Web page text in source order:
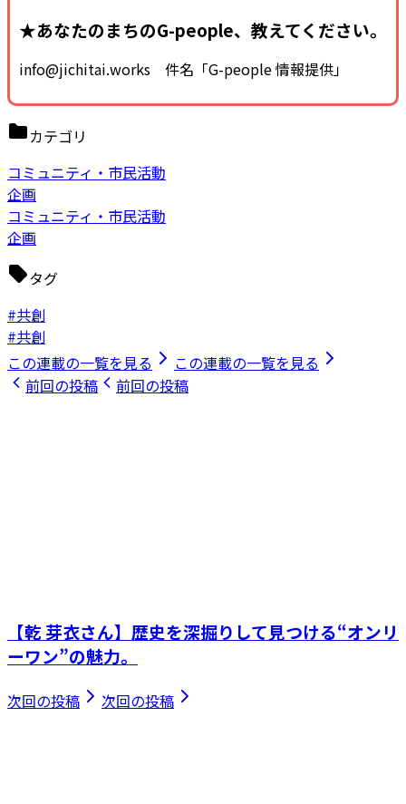
★あなたのまちのG-people、教えてください。
info@jichitai.works 件名「G-people 情報提供」
カテゴリ
コミュニティ・市民活動
企画
コミュニティ・市民活動
企画
タグ
#共創
#共創
この連載の一覧を見る
この連載の一覧を見る
前回の投稿
前回の投稿
【乾 芽衣さん】歴史を深掘りして見つける“オンリ
ーワン”の魅力。
次回の投稿 次回の投稿